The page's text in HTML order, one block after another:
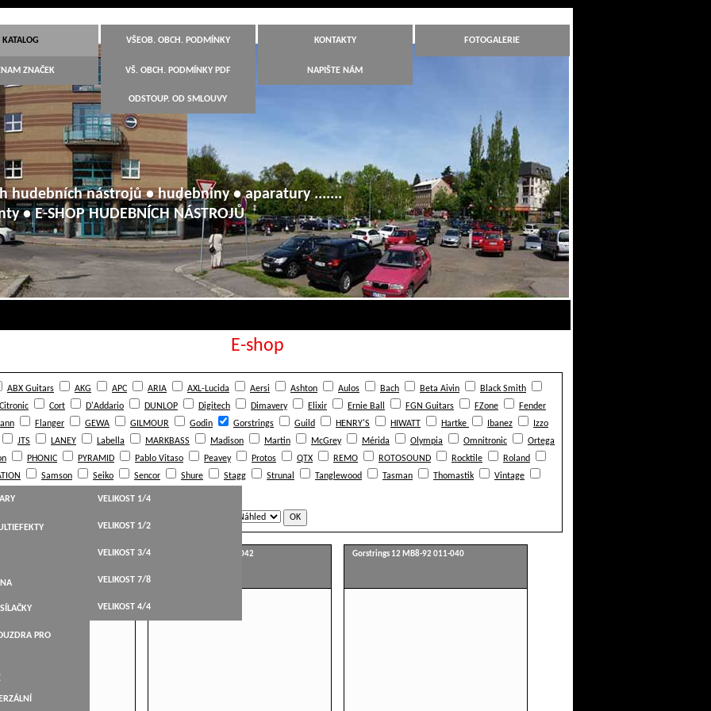
KATALOG
ZNAČEK
VŠEOB. OBCH. PODMÍNKY
VŠ. OBCH. PODMÍNKY PDF
ODSTOUP. OD SMLOUVY
KONTAKTY
NAPIŠTE NÁM
FOTOGALERIE
hudebních nástrojů • hudebniny • aparatury .......
• E-SHOP HUDEBNÍCH NÁSTROJŮ
E-shop
ABX Guitars AKG APC ARIA AXL-Lucida Aersi Ashton Aulos Bach Beta Aivin
Black Smith
Citronic Cort D'Addario DUNLOP Digitech Dimavery Elixir Ernie Ball FGN Guitars FZone
Fender
Flanger GEWA GILMOUR Godin Gorstrings Guild HENRY'S HIWATT Hartke Ibanez
Izzo
JTS LANEY Labella MARKBASS Madison Martin McGrey Mérida Olympia Omnitronic
Ortega
PHONIC PYRAMID Pablo Vitaso Peavey Protos QTX REMO ROTOSOUND Rocktile
Roland
Samson Seiko Sencor Shure Stagg Strunal Tanglewood Tasman Thomastik
Vintage
tc electronic
095-042 Gorstrings 0B6-93 009-042 Gorstrings 12 MB8-92 011-040
VELIKOST 1/4
VELIKOST 1/2
VELIKOST 3/4
VELIKOST 7/8
VELIKOST 4/4
PRO